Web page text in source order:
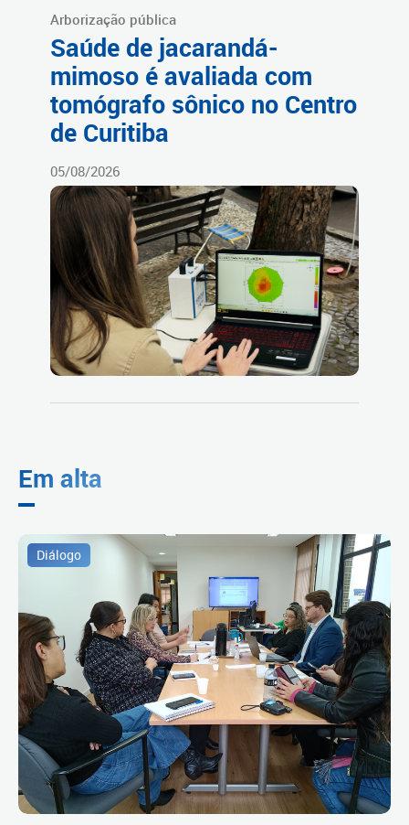
Arborização pública
Saúde de jacarandá-
mimoso é avaliada com
tomógrafo sônico no Centro
de Curitiba
05/08/2026
Em alta
Diálogo